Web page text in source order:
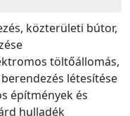
közterületi bútor,
töltőállomás,
létesítése
építmények és
hulladék